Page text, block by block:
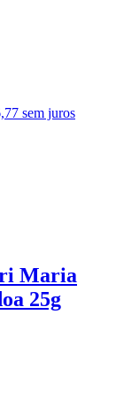
sem juros
Maria
25g